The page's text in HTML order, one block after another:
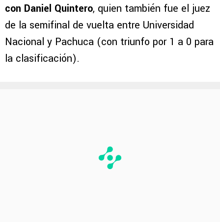
con Daniel Quintero, quien también fue el juez
de la semifinal de vuelta entre Universidad
Nacional y Pachuca (con triunfo por 1 a 0 para
la clasificación).